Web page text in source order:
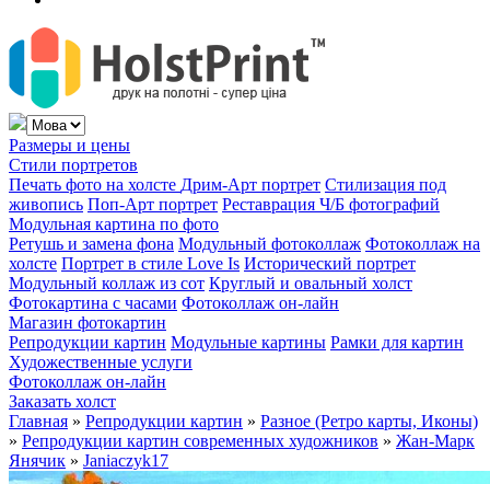
Размеры и цены
Стили портретов
Печать фото на холсте Дрим-Арт портрет Стилизация под
живопись Поп-Арт портрет Реставрация Ч/Б фотографий
Модульная картина по фото
Ретушь и замена фона Модульный фотоколлаж Фотоколлаж на
холсте Портрет в стиле Love Is Исторический портрет
Модульный коллаж из сот Круглый и овальный холст
Фотокартина с часами Фотоколлаж он-лайн
Магазин фотокартин
Репродукции картин Модульные картины Рамки для картин
Художественные услуги
Фотоколлаж он-лайн
Заказать холст
Главная » Репродукции картин » Разное (Ретро карты, Иконы)
» Репродукции картин современных художников » Жан-Марк
Янячик » Janiaczyk17